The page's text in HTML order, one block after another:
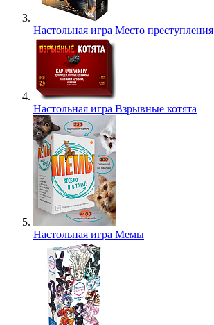
Настольная игра Место преступления
Настольная игра Взрывные котята
Настольная игра Мемы